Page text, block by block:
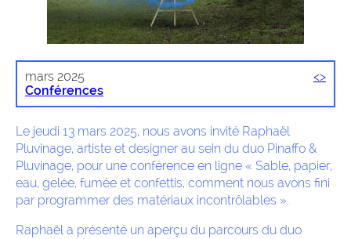
mars 2025
Conférences
<>
Le jeudi 13 mars 2025, nous avons invité Raphaël
Pluvinage, artiste et designer au sein du duo Pinaffo &
Pluvinage, pour une conférence en ligne « Sable, papier,
eau, gelée, fumée et confettis, comment nous avons fini
par programmer des matériaux incontrôlables ».
Raphaël a présenté un aperçu du parcours du duo